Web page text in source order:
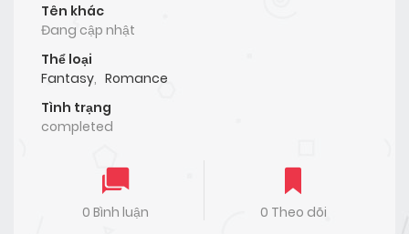
Tên khác
Đang cập nhật
Thể loại
Fantasy, Romance
Tình trạng
completed
0 Bình luận 0 Theo dõi